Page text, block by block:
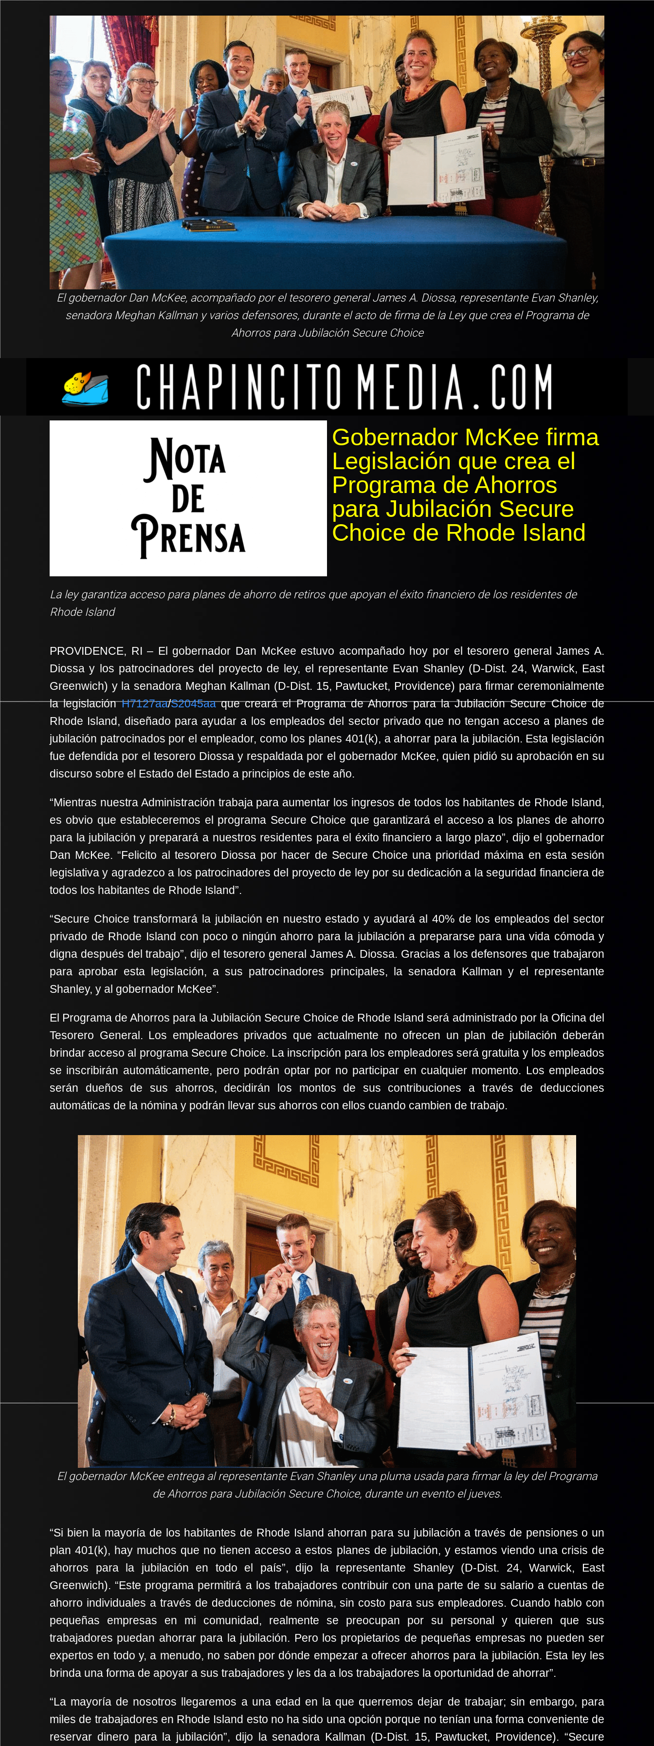
El gobernador Dan McKee, acompañado por el tesorero general James A. Diossa, representante Evan Shanley,
senadora Meghan Kallman y varios defensores, durante el acto de firma de la Ley que crea el Programa de
Ahorros para Jubilación Secure Choice
Gobernador McKee firma
Legislación que crea el
Programa de Ahorros
para Jubilación Secure
Choice de Rhode Island
La ley garantiza acceso para planes de ahorro de retiros que apoyan el éxito financiero de los residentes de
Rhode Island
PROVIDENCE, RI – El gobernador Dan McKee estuvo acompañado hoy por el tesorero general James A.
Diossa y los patrocinadores del proyecto de ley, el representante Evan Shanley (D-Dist. 24, Warwick, East
Greenwich) y la senadora Meghan Kallman (D-Dist. 15, Pawtucket, Providence) para firmar ceremonialmente
la legislaciónH7127aa/S2045aaque creará el Programa de Ahorros para la Jubilación Secure Choice de
Rhode Island, diseñado para ayudar a los empleados del sector privado que no tengan acceso a planes de
jubilación patrocinados por el empleador, como los planes 401(k), a ahorrar para la jubilación. Esta legislación
fue defendida por el tesorero Diossa y respaldada por el gobernador McKee, quien pidió su aprobación en su
discurso sobre el Estado del Estado a principios de este año.
“Mientras nuestra Administración trabaja para aumentar los ingresos de todos los habitantes de Rhode Island,
es obvio que estableceremos el programa Secure Choice que garantizará el acceso a los planes de ahorro
para la jubilación y preparará a nuestros residentes para el éxito financiero a largo plazo”, dijo el gobernador
Dan McKee. “Felicito al tesorero Diossa por hacer de Secure Choice una prioridad máxima en esta sesión
legislativa y agradezco a los patrocinadores del proyecto de ley por su dedicación a la seguridad financiera de
todos los habitantes de Rhode Island”.
“Secure Choice transformará la jubilación en nuestro estado y ayudará al 40% de los empleados del sector
privado de Rhode Island con poco o ningún ahorro para la jubilación a prepararse para una vida cómoda y
digna después del trabajo”, dijo el tesorero general James A. Diossa. Gracias a los defensores que trabajaron
para aprobar esta legislación, a sus patrocinadores principales, la senadora Kallman y el representante
Shanley, y al gobernador McKee”.
El Programa de Ahorros para la Jubilación Secure Choice de Rhode Island será administrado por la Oficina del
Tesorero General. Los empleadores privados que actualmente no ofrecen un plan de jubilación deberán
brindar acceso al programa Secure Choice. La inscripción para los empleadores será gratuita y los empleados
se inscribirán automáticamente, pero podrán optar por no participar en cualquier momento. Los empleados
serán dueños de sus ahorros, decidirán los montos de sus contribuciones a través de deducciones
automáticas de la nómina y podrán llevar sus ahorros con ellos cuando cambien de trabajo.
El gobernador McKee entrega al representante Evan Shanley una pluma usada para firmar la ley del Programa
de Ahorros para Jubilación Secure Choice, durante un evento el jueves.
“Si bien la mayoría de los habitantes de Rhode Island ahorran para su jubilación a través de pensiones o un
plan 401(k), hay muchos que no tienen acceso a estos planes de jubilación, y estamos viendo una crisis de
ahorros para la jubilación en todo el país”, dijo la representante Shanley (D-Dist. 24, Warwick, East
Greenwich). “Este programa permitirá a los trabajadores contribuir con una parte de su salario a cuentas de
ahorro individuales a través de deducciones de nómina, sin costo para sus empleadores. Cuando hablo con
pequeñas empresas en mi comunidad, realmente se preocupan por su personal y quieren que sus
trabajadores puedan ahorrar para la jubilación. Pero los propietarios de pequeñas empresas no pueden ser
expertos en todo y, a menudo, no saben por dónde empezar a ofrecer ahorros para la jubilación. Esta ley les
brinda una forma de apoyar a sus trabajadores y les da a los trabajadores la oportunidad de ahorrar”.
“La mayoría de nosotros llegaremos a una edad en la que querremos dejar de trabajar; sin embargo, para
miles de trabajadores en Rhode Island esto no ha sido una opción porque no tenían una forma conveniente de
reservar dinero para la jubilación”, dijo la senadora Kallman (D-Dist. 15, Pawtucket, Providence). “Secure